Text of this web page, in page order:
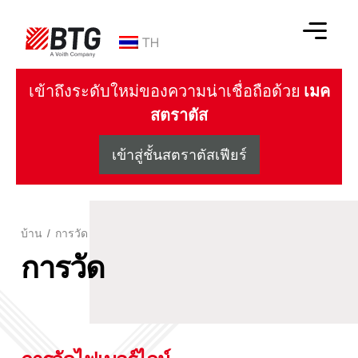
เนื้อหา
TH
เข้าถึงระดับใหม่ของความน่าเชื่อถือด้วย เมค
สตราตัส
เข้าสู่ชั้นสตราตัสเฟียร์
บ้าน / การวัด
การวัด